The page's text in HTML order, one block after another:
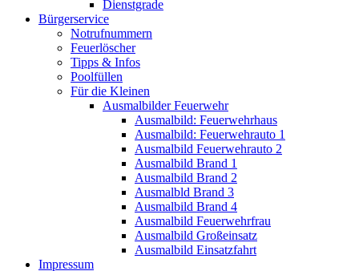
Dienstgrade
Bürgerservice
Notrufnummern
Feuerlöscher
Tipps & Infos
Poolfüllen
Für die Kleinen
Ausmalbilder Feuerwehr
Ausmalbild: Feuerwehrhaus
Ausmalbild: Feuerwehrauto 1
Ausmalbild Feuerwehrauto 2
Ausmalbild Brand 1
Ausmalbild Brand 2
Ausmalbld Brand 3
Ausmalbild Brand 4
Ausmalbild Feuerwehrfrau
Ausmalbild Großeinsatz
Ausmalbild Einsatzfahrt
Impressum